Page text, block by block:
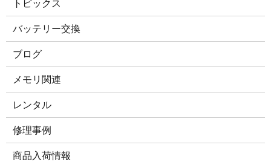
トピックス
バッテリー交換
ブログ
メモリ関連
レンタル
修理事例
商品入荷情報